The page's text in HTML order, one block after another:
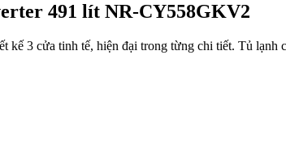
491 lít NR-CY558GKV2
3 cửa tinh tế, hiện đại trong từng chi tiết. Tủ lạnh